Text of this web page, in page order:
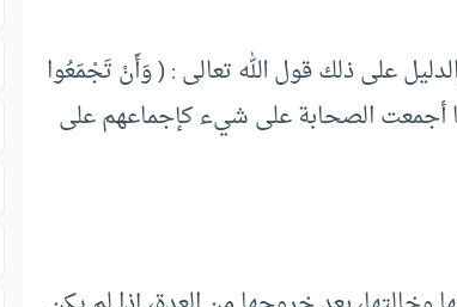
على ذلك قول الله تعالى : ( وَأَنْ تَجْمَعُوا
أنه قال : ما أجمعت الصحابة على شيء كإجماعهم على